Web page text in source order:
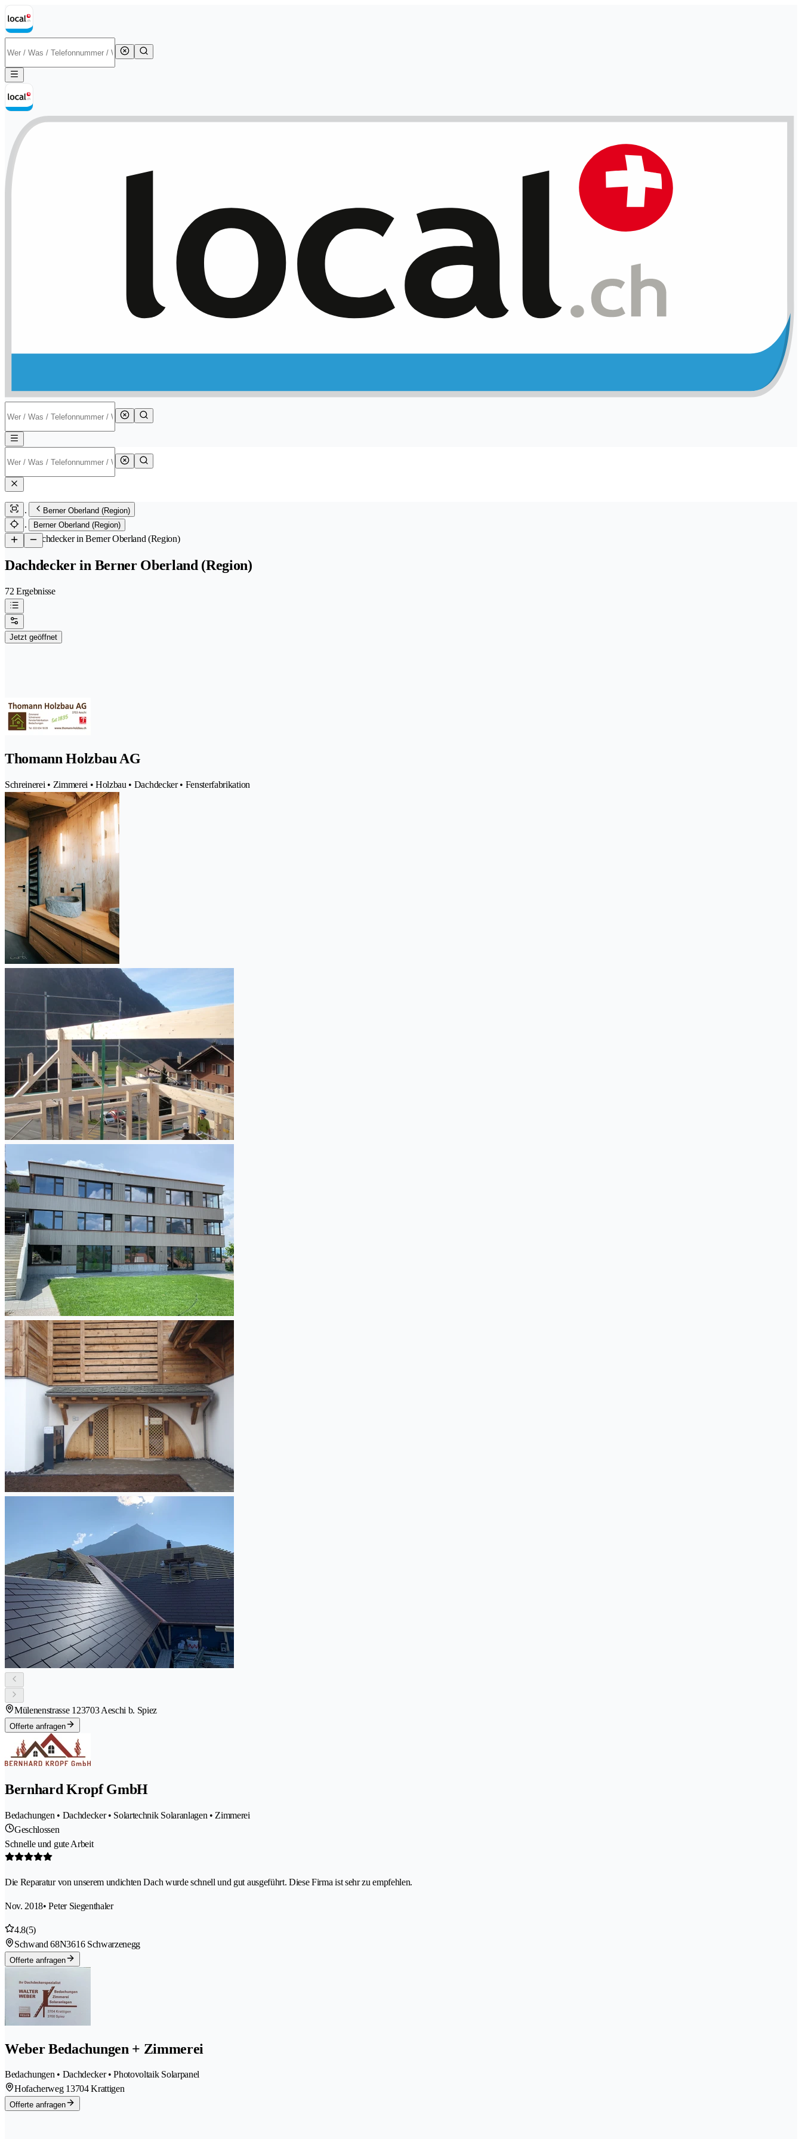
Berner Oberland (Region)
Berner Oberland (Region)
/Dachdecker in Berner Oberland (Region)
Dachdecker in Berner Oberland (Region)
72 Ergebnisse
Jetzt geöffnet
Thomann Holzbau AG
Schreinerei • Zimmerei • Holzbau • Dachdecker • Fensterfabrikation
Mülenenstrasse 123703 Aeschi b. Spiez
Offerte anfragen
Bernhard Kropf GmbH
Bedachungen • Dachdecker • Solartechnik Solaranlagen • Zimmerei
Geschlossen
Schnelle und gute Arbeit
Die Reparatur von unserem undichten Dach wurde schnell und gut ausgeführt. Diese Firma ist sehr zu empfehlen.
Nov. 2018• Peter Siegenthaler
4.8(5)
Schwand 68N3616 Schwarzenegg
Offerte anfragen
Weber Bedachungen + Zimmerei
Bedachungen • Dachdecker • Photovoltaik Solarpanel
Hofacherweg 13704 Krattigen
Offerte anfragen